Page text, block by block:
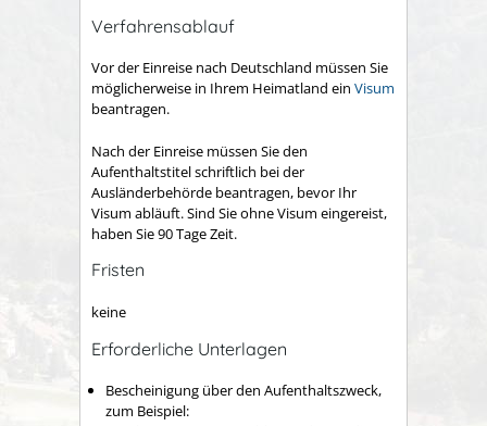
Verfahrensablauf
Vor der Einreise nach Deutschland müssen Sie
möglicherweise in Ihrem Heimatland ein Visum
beantragen.
Nach der Einreise müssen Sie den
Aufenthaltstitel schriftlich bei der
Ausländerbehörde beantragen, bevor Ihr
Visum abläuft. Sind Sie ohne Visum eingereist,
haben Sie 90 Tage Zeit.
Fristen
keine
Erforderliche Unterlagen
Bescheinigung über den Aufenthaltszweck,
zum Beispiel: